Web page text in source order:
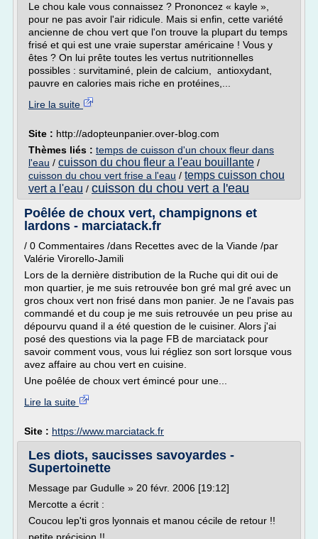
Le chou kale vous connaissez ? Prononcez « kayle »,
pour ne pas avoir l'air ridicule. Mais si enfin, cette variété
ancienne de chou vert que l'on trouve la plupart du temps
frisé et qui est une vraie superstar américaine ! Vous y
êtes ? On lui prête toutes les vertus nutritionnelles
possibles : survitaminé, plein de calcium, antioxydant,
pauvre en calories mais riche en protéines,...
Lire la suite
Site : http://adopteunpanier.over-blog.com
Thèmes liés : temps de cuisson d'un choux fleur dans
l'eau / cuisson du chou fleur a l'eau bouillante /
cuisson du chou vert frise a l'eau / temps cuisson chou
vert a l'eau / cuisson du chou vert a l'eau
Poêlée de choux vert, champignons et
lardons - marciatack.fr
/ 0 Commentaires /dans Recettes avec de la Viande /par
Valérie Virorello-Jamili
Lors de la dernière distribution de la Ruche qui dit oui de
mon quartier, je me suis retrouvée bon gré mal gré avec un
gros choux vert non frisé dans mon panier. Je ne l'avais pas
commandé et du coup je me suis retrouvée un peu prise au
dépourvu quand il a été question de le cuisiner. Alors j'ai
posé des questions via la page FB de marciatack pour
savoir comment vous, vous lui régliez son sort lorsque vous
avez affaire au chou vert en cuisine.
Une poêlée de choux vert émincé pour une...
Lire la suite
Site : https://www.marciatack.fr
Les diots, saucisses savoyardes -
Supertoinette
Message par Gudulle » 20 févr. 2006 [19:12]
Mercotte a écrit :
Coucou lep'ti gros lyonnais et manou cécile de retour !!